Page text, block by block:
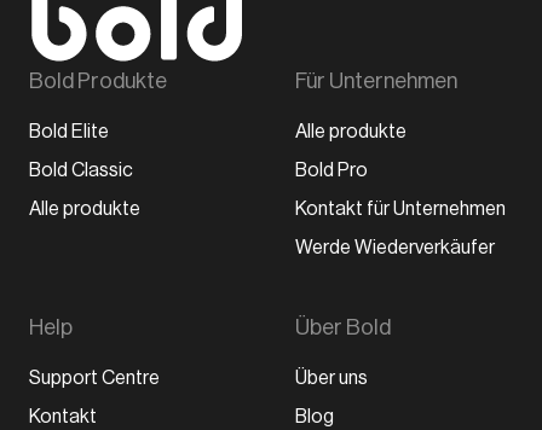
Bold Produkte
Bold Elite
Bold Classic
Alle produkte
Für Unternehmen
Alle produkte
Bold Pro
Kontakt für Unternehmen
Werde Wiederverkäufer
Help
Support Centre
Kontakt
Über Bold
Über uns
Blog